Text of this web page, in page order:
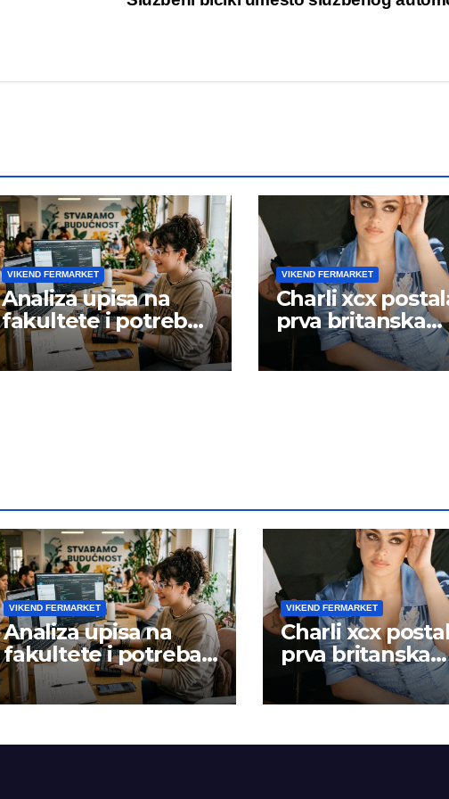
VIKEND FERMARKET
Analiza upisa na
fakultete i potreba
tržišta rada
VIKEND FERMARKET
Charli xcx
prva britanska
pevačica sa dva
albuma na
VIKEND FERMARKET
Analiza upisa na
fakultete i potreba
tržišta rada
VIKEND FERMARKET
Charli xcx
prva britanska
pevačica sa dva
albuma na
kalendarskoj